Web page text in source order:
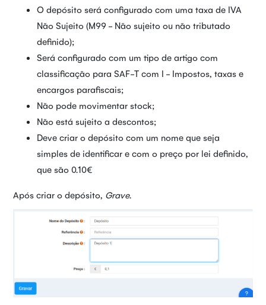
O depósito será configurado com uma taxa de IVA
Não Sujeito (M99 - Não sujeito ou não tributado
definido);
Será configurado com um tipo de artigo com
classificação para SAF-T com I - Impostos, taxas e
encargos parafiscais;
Não pode movimentar stock;
Não está sujeito a descontos;
Deve criar o depósito com um nome que seja
simples de identificar e com o preço por lei definido,
que são 0.10€
Após criar o depósito, Grave.